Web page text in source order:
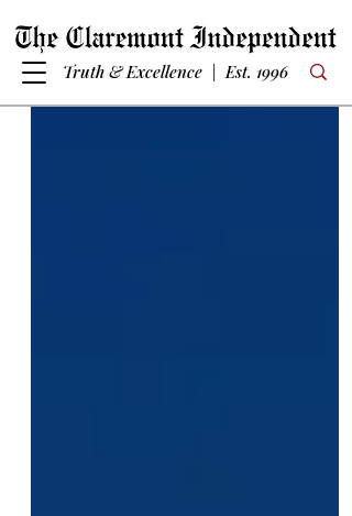
Truth & Excellence | Est. 1996